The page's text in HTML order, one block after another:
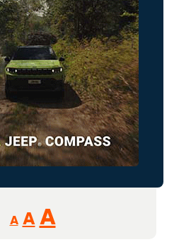
A
Reducir
tamaño
A Restablecer
AAumentar